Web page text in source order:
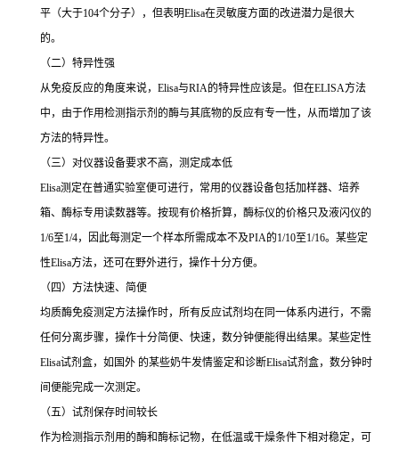
平（大于104个分子），但表明Elisa在灵敏度方面的改进潜力是很大
的。
（二）特异性强
从免疫反应的角度来说， Elisa与RIA的特异性应该是。但在ELISA方法
中，由于作用检测指示剂的酶与其底物的反应有专一性，从而增加了该
方法的特异性。
（三）对仪器设备要求不高，测定成本低
Elisa测定在普通实验室便可进行，常用的仪器设备包括加样器、培养
箱、酶标专用读数器等。按现有价格折算，酶标仪的价格只及液闪仪的
1/6至1/4，因此每测定一个样本所需成本不及PIA的1/10至1/16。某些定
性Elisa方法，还可在野外进行，操作十分方便。
（四）方法快速、简便
均质酶免疫测定方法操作时，所有反应试剂均在同一体系内进行，不需
任何分离步骤，操作十分简便、快速，数分钟便能得出结果。某些定性
Elisa试剂盒，如国外 的某些奶牛发情鉴定和诊断Elisa试剂盒，数分钟时
间便能完成一次测定。
（五）试剂保存时间较长
作为检测指示剂用的酶和酶标记物，在低温或干燥条件下相对稳定，可